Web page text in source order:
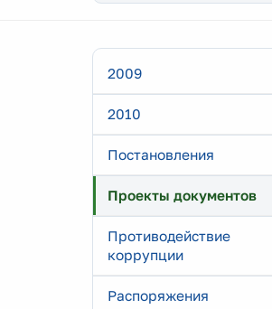
2009
2010
Постановления
Проекты документов
Противодействие
коррупции
Распоряжения